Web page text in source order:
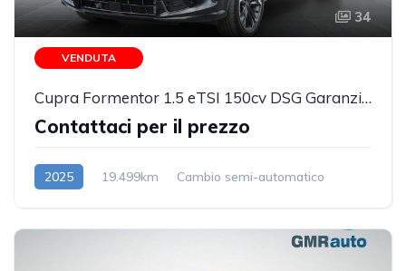
34
VENDUTA
Cupra Formentor 1.5 eTSI 150cv DSG Garanzia Cupra PREZZO REALE!!!!
Contattaci per il prezzo
2025 19.499km
Cambio semi-automatico